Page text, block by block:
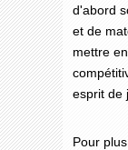
d'abord
et de
mettre
esprit de
Pour